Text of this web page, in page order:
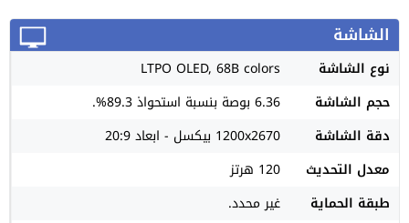
الشاشة
نوع الشاشة
LTPO OLED, 68B colors
حجم الشاشة
6.36 بوصة بنسبة استحواذ 89.3%.
دقة الشاشة
1200x2670 بيكسل - ابعاد 20:9
معدل التحديث
120 هرتز
طبقة الحماية
غير محدد.